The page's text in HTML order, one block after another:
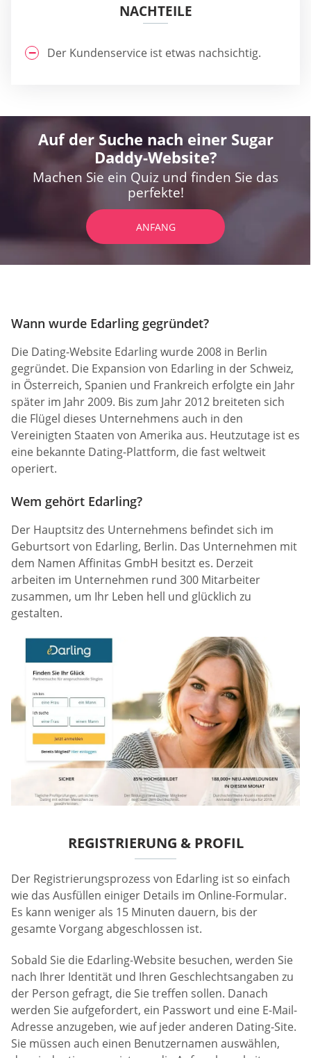
NACHTEILE
Der Kundenservice ist etwas nachsichtig.
Auf der Suche nach einer Sugar
Daddy-Website?
Machen Sie ein Quiz und finden Sie das
perfekte!
ANFANG
Wann wurde Edarling gegründet?
Die Dating-Website Edarling wurde 2008 in Berlin
gegründet. Die Expansion von Edarling in der Schweiz,
in Österreich, Spanien und Frankreich erfolgte ein Jahr
später im Jahr 2009. Bis zum Jahr 2012 breiteten sich
die Flügel dieses Unternehmens auch in den
Vereinigten Staaten von Amerika aus. Heutzutage ist es
eine bekannte Dating-Plattform, die fast weltweit
operiert.
Wem gehört Edarling?
Der Hauptsitz des Unternehmens befindet sich im
Geburtsort von Edarling, Berlin. Das Unternehmen mit
dem Namen Affinitas GmbH besitzt es. Derzeit
arbeiten im Unternehmen rund 300 Mitarbeiter
zusammen, um Ihr Leben hell und glücklich zu
gestalten.
REGISTRIERUNG & PROFIL
Der Registrierungsprozess von Edarling ist so einfach
wie das Ausfüllen einiger Details im Online-Formular.
Es kann weniger als 15 Minuten dauern, bis der
gesamte Vorgang abgeschlossen ist.
Sobald Sie die Edarling-Website besuchen, werden Sie
nach Ihrer Identität und Ihren Geschlechtsangaben zu
der Person gefragt, die Sie treffen sollen. Danach
werden Sie aufgefordert, ein Passwort und eine E-Mail-
Adresse anzugeben, wie auf jeder anderen Dating-Site.
Sie müssen auch einen Benutzernamen auswählen,